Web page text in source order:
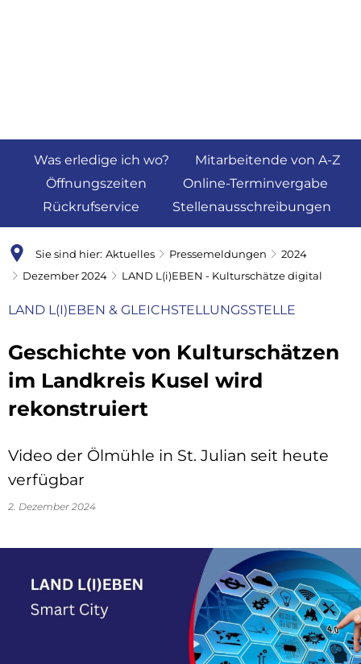
Was erledige ich wo?
Mitarbeitende von A-Z
Öffnungszeiten
Online-Terminvergabe
Rückrufservice
Stellenausschreibungen
Sie sind hier: Aktuelles Pressemeldungen
2024
Dezember 2024
LAND L(i)EBEN - Kulturschätze digital
LAND L(I)EBEN & GLEICHSTELLUNGSSTELLE
Geschichte von Kulturschätzen
im Landkreis Kusel wird
rekonstruiert
Video der Ölmühle in St. Julian seit heute
verfügbar
2. Dezember 2024